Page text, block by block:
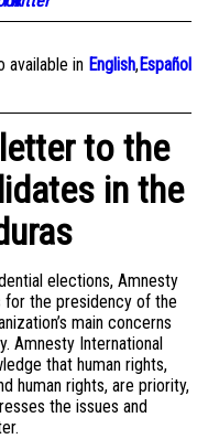
available in English,Español
to the
in the
elections, Amnesty
for the presidency of the
main concerns
Amnesty International
that human rights,
human rights, are priority,
the issues and